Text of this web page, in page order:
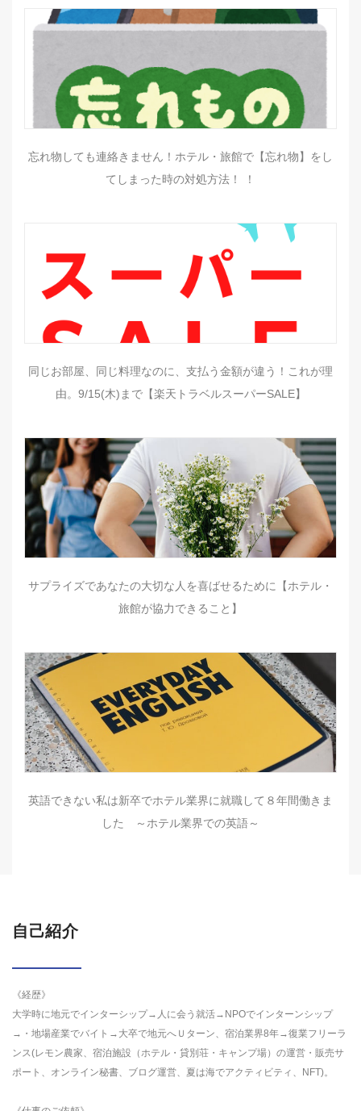
忘れ物しても連絡きません！ホテル・旅館で【忘れ物】をし
てしまった時の対処方法！ ！
同じお部屋、同じ料理なのに、支払う金額が違う！これが理
由。9/15(木)まで【楽天トラベルスーパーSALE】
サプライズであなたの大切な人を喜ばせるために【ホテル・
旅館が協力できること】
英語できない私は新卒でホテル業界に就職して８年間働きま
した ～ホテル業界での英語～
自己紹介
《経歴》
大学時に地元でインターシップ→人に会う就活→NPOでインターンシップ
→・地場産業でバイト→大卒で地元へＵターン、宿泊業界8年→復業フリーラ
ンス(レモン農家、宿泊施設（ホテル・貸別荘・キャンプ場）の運営・販売サ
ポート、オンライン秘書、ブログ運営、夏は海でアクティビティ、NFT)。